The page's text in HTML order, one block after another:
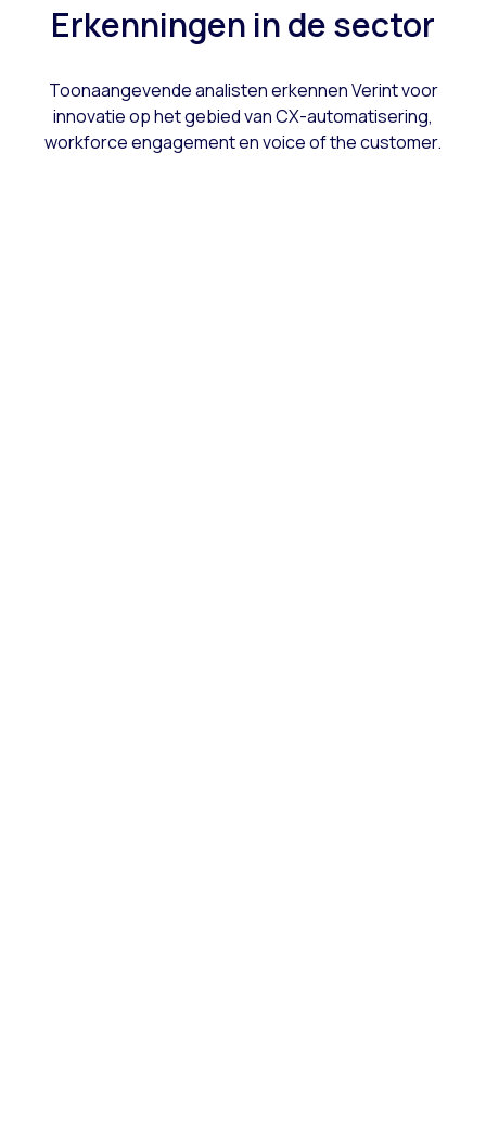
Erkenningen in de sector
Toonaangevende analisten erkennen Verint voor
innovatie op het gebied van CX-automatisering,
workforce engagement en voice of the customer.